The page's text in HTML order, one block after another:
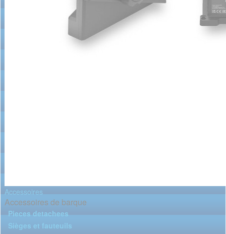
Accessoires
Accessoires de barque
Pieces detachees
Sièges et fauteuils